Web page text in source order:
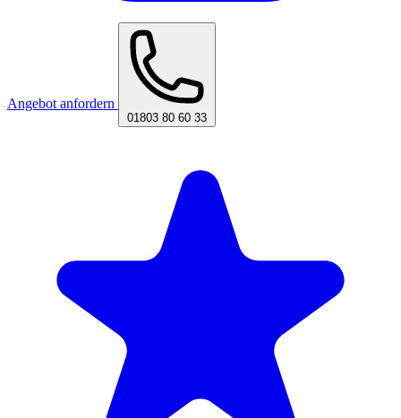
Angebot anfordern
01803 80 60 33